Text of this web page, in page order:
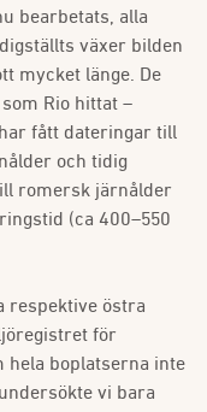
bearbetats, alla
växer bilden
mycket länge. De
Rio hittat –
fått dateringar till
och tidig
romersk järnålder
(ca 400–550
respektive östra
för
hela boplatserna inte
vi bara